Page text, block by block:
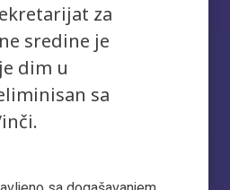
za
sredine je
dim u
sa